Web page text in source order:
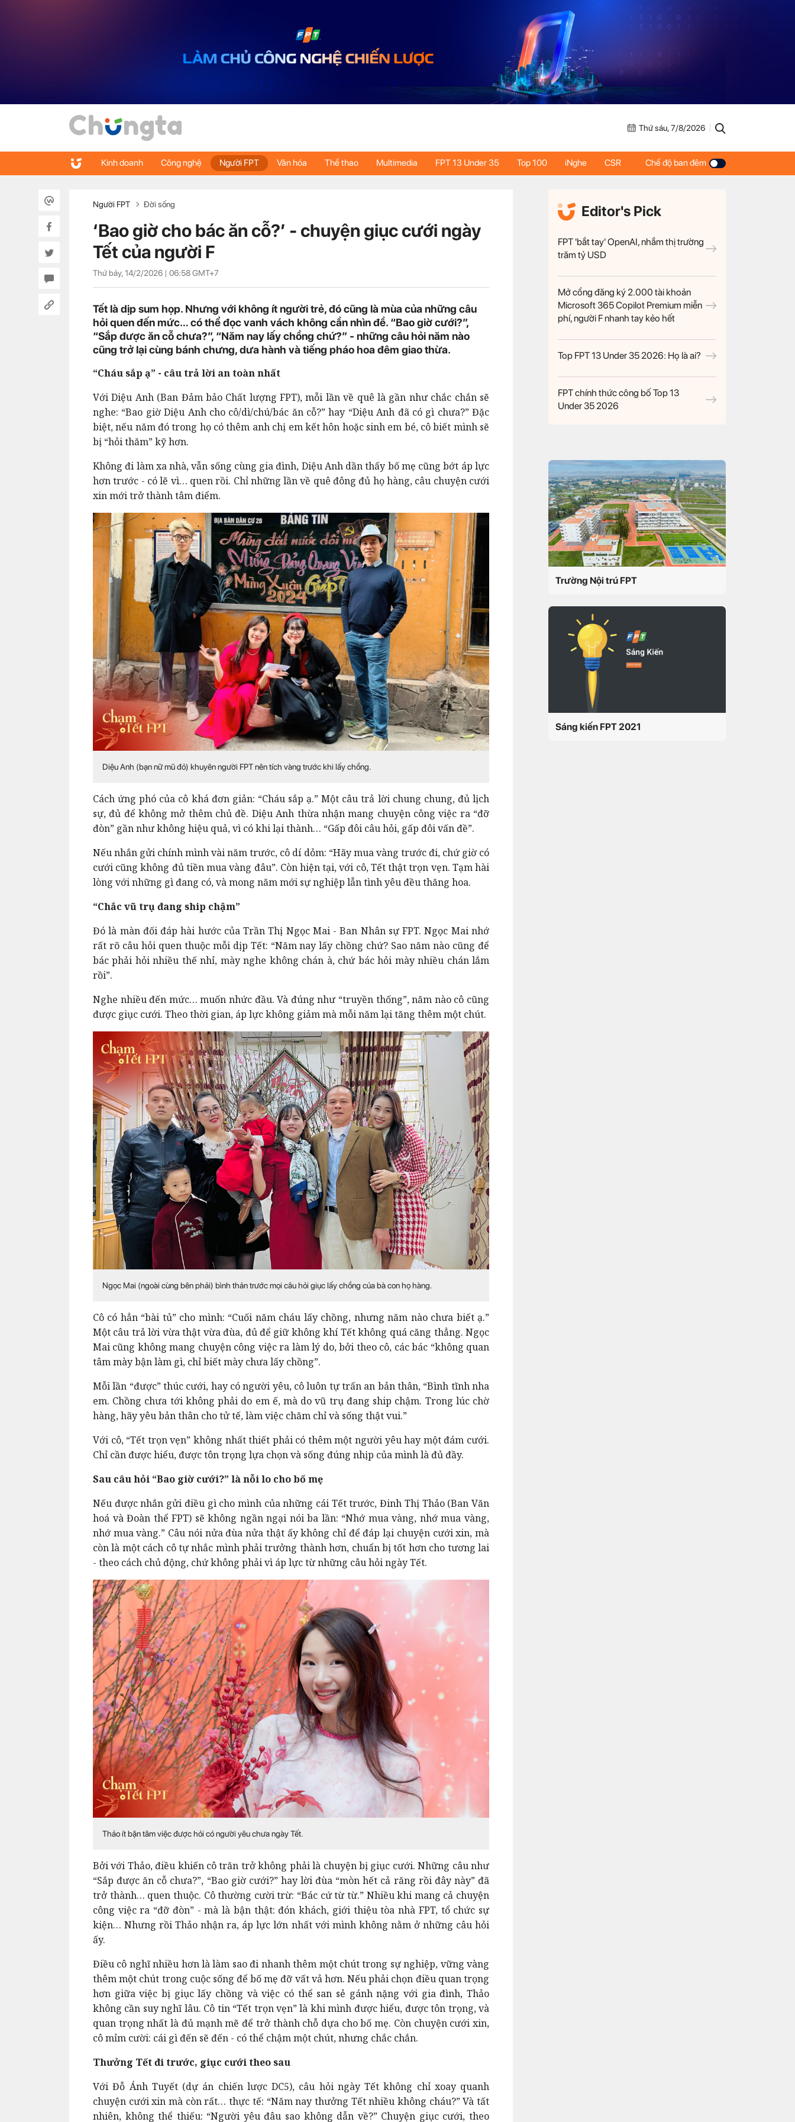
Thứ sáu, 7/8/2026
Kinh doanh Công nghệ Người FPT Văn hóa Thể thao Multimedia FPT 13 Under 35 Top 100 iNghe CSR Chế độ ban đêm
Người FPT Đời sống
‘Bao giờ cho bác ăn cỗ?’ - chuyện giục cưới ngày
Tết của người F
Thứ bảy, 14/2/2026 | 06:58GMT+7
Tết là dịp sum họp. Nhưng với không ít người trẻ, đó cũng là mùa của những câu
hỏi quen đến mức… có thể đọc vanh vách không cần nhìn đề. “Bao giờ cưới?”,
“Sắp được ăn cỗ chưa?”, “Năm nay lấy chồng chứ?” - những câu hỏi năm nào
cũng trở lại cùng bánh chưng, dưa hành và tiếng pháo hoa đêm giao thừa.
“Cháu sắp ạ” - câu trả lời an toàn nhất
Với Diệu Anh (Ban Đảm bảo Chất lượng FPT), mỗi lần về quê là gần như chắc chắn sẽ
nghe: “Bao giờ Diệu Anh cho cô/dì/chú/bác ăn cỗ?” hay “Diệu Anh đã có gì chưa?” Đặc
biệt, nếu năm đó trong họ có thêm anh chị em kết hôn hoặc sinh em bé, cô biết mình sẽ
bị “hỏi thăm” kỹ hơn.
Không đi làm xa nhà, vẫn sống cùng gia đình, Diệu Anh dần thấy bố mẹ cũng bớt áp lực
hơn trước - có lẽ vì… quen rồi. Chỉ những lần về quê đông đủ họ hàng, câu chuyện cưới
xin mới trở thành tâm điểm.
Diệu Anh (bạn nữ mũ đỏ) khuyên người FPT nên tích vàng trước khi lấy chồng.
Cách ứng phó của cô khá đơn giản: “Cháu sắp ạ.” Một câu trả lời chung chung, đủ lịch
sự, đủ để không mở thêm chủ đề. Diệu Anh thừa nhận mang chuyện công việc ra “đỡ
đòn” gần như không hiệu quả, vì có khi lại thành… “Gấp đôi câu hỏi, gấp đôi vấn đề”.
Nếu nhắn gửi chính mình vài năm trước, cô dí dỏm: “Hãy mua vàng trước đi, chứ giờ có
cưới cũng không đủ tiền mua vàng đâu”. Còn hiện tại, với cô, Tết thật trọn vẹn. Tạm hài
lòng với những gì đang có, và mong năm mới sự nghiệp lẫn tình yêu đều thăng hoa.
“Chắc vũ trụ đang ship chậm”
Đó là màn đối đáp hài hước của Trần Thị Ngọc Mai - Ban Nhân sự FPT. Ngọc Mai nhớ
rất rõ câu hỏi quen thuộc mỗi dịp Tết: “Năm nay lấy chồng chứ? Sao năm nào cũng để
bác phải hỏi nhiều thế nhỉ, mày nghe không chán à, chứ bác hỏi mày nhiều chán lắm
rồi”.
Nghe nhiều đến mức… muốn nhức đầu. Và đúng như “truyền thống”, năm nào cô cũng
được giục cưới. Theo thời gian, áp lực không giảm mà mỗi năm lại tăng thêm một chút.
Ngọc Mai (ngoài cùng bên phải) bình thản trước mọi câu hỏi giục lấy chồng của bà con họ hàng.
Cô có hẳn “bài tủ” cho mình: “Cuối năm cháu lấy chồng, nhưng năm nào chưa biết ạ.”
Một câu trả lời vừa thật vừa đùa, đủ để giữ không khí Tết không quá căng thẳng. Ngọc
Mai cũng không mang chuyện công việc ra làm lý do, bởi theo cô, các bác “không quan
tâm mày bận làm gì, chỉ biết mày chưa lấy chồng”.
Mỗi lần “được” thúc cưới, hay có người yêu, cô luôn tự trấn an bản thân, “Bình tĩnh nha
em. Chồng chưa tới không phải do em ế, mà do vũ trụ đang ship chậm. Trong lúc chờ
hàng, hãy yêu bản thân cho tử tế, làm việc chăm chỉ và sống thật vui.”
Với cô, “Tết trọn vẹn” không nhất thiết phải có thêm một người yêu hay một đám cưới.
Chỉ cần được hiểu, được tôn trọng lựa chọn và sống đúng nhịp của mình là đủ đầy.
Sau câu hỏi “Bao giờ cưới?” là nỗi lo cho bố mẹ
Nếu được nhắn gửi điều gì cho mình của những cái Tết trước, Đinh Thị Thảo (Ban Văn
hoá và Đoàn thể FPT) sẽ không ngần ngại nói ba lần: “Nhớ mua vàng, nhớ mua vàng,
nhớ mua vàng.” Câu nói nửa đùa nửa thật ấy không chỉ để đáp lại chuyện cưới xin, mà
còn là một cách cô tự nhắc mình phải trưởng thành hơn, chuẩn bị tốt hơn cho tương lai
- theo cách chủ động, chứ không phải vì áp lực từ những câu hỏi ngày Tết.
Thảo ít bận tâm việc được hỏi có người yêu chưa ngày Tết.
Bởi với Thảo, điều khiến cô trăn trở không phải là chuyện bị giục cưới. Những câu như
“Sắp được ăn cỗ chưa?”, “Bao giờ cưới?” hay lời đùa “mòn hết cả răng rồi đây này” đã
trở thành… quen thuộc. Cô thường cười trừ: “Bác cứ từ từ.” Nhiều khi mang cả chuyện
công việc ra “đỡ đòn” - mà là bận thật: đón khách, giới thiệu tòa nhà FPT, tổ chức sự
kiện… Nhưng rồi Thảo nhận ra, áp lực lớn nhất với mình không nằm ở những câu hỏi
ấy.
Điều cô nghĩ nhiều hơn là làm sao đi nhanh thêm một chút trong sự nghiệp, vững vàng
thêm một chút trong cuộc sống để bố mẹ đỡ vất vả hơn. Nếu phải chọn điều quan trọng
hơn giữa việc bị giục lấy chồng và việc có thể san sẻ gánh nặng với gia đình, Thảo
không cần suy nghĩ lâu. Cô tin “Tết trọn vẹn” là khi mình được hiểu, được tôn trọng, và
quan trọng nhất là đủ mạnh mẽ để trở thành chỗ dựa cho bố mẹ. Còn chuyện cưới xin,
cô mỉm cười: cái gì đến sẽ đến - có thể chậm một chút, nhưng chắc chắn.
Thưởng Tết đi trước, giục cưới theo sau
Với Đỗ Ánh Tuyết (dự án chiến lược DC5), câu hỏi ngày Tết không chỉ xoay quanh
chuyện cưới xin mà còn rất… thực tế: “Năm nay thưởng Tết nhiều không cháu?” Và tất
nhiên, không thể thiếu: “Người yêu đâu sao không dẫn về?” Chuyện giục cưới, theo
Editor's Pick
FPT 'bắt tay' OpenAI, nhắm thị trường
trăm tỷ USD
Mở cổng đăng ký 2.000 tài khoản
Microsoft 365 Copilot Premium miễn
phí, người F nhanh tay kẻo hết
Top FPT 13 Under 35 2026: Họ là ai?
FPT chính thức công bố Top 13
Under 35 2026
Trường Nội trú FPT
Sáng kiến FPT 2021